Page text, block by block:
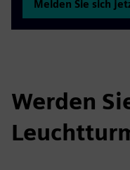
Werden